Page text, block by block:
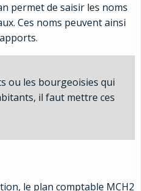
permet de saisir les noms
Ces noms peuvent ainsi
ou les bourgeoisies qui
il faut mettre ces
le plan comptable MCH2